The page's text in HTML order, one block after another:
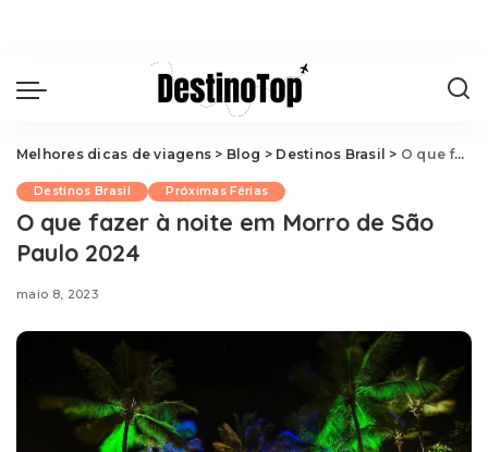
Melhores dicas de viagens > Blog > Destinos Brasil > O que fazer à noite em Morro de São Paulo 2024
Destinos Brasil Próximas Férias
O que fazer à noite em Morro de São
Paulo 2024
maio 8, 2023